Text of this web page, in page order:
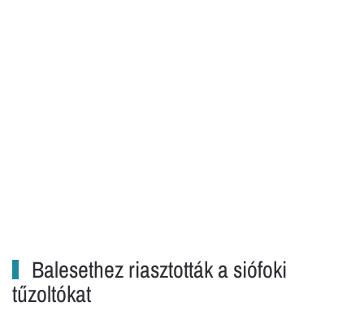
Balesethez riasztották a siófoki
tűzoltókat